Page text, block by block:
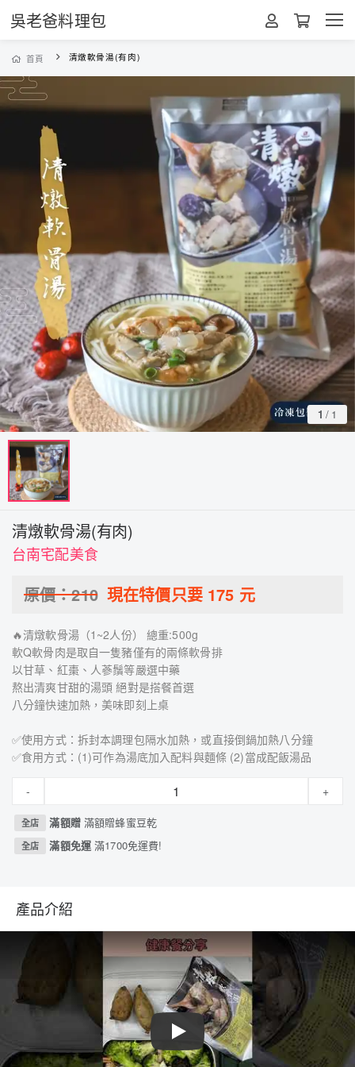
吳老爸料理包
首頁 清燉軟骨湯(有肉)
1 / 1
清燉軟骨湯(有肉)
台南宅配美食
原價：210 現在特價只要 175 元
🔥清燉軟骨湯（1~2人份） 總重:500g
軟Q軟骨肉是取自一隻豬僅有的兩條軟骨排
以甘草、紅棗、人蔘鬚等嚴選中藥
熬出清爽甘甜的湯頭 絕對是搭餐首選
八分鐘快速加熱，美味即刻上桌
✅使用方式：拆封本調理包隔水加熱，或直接倒鍋加熱八分鐘
✅食用方式：(1)可作為湯底加入配料與麵條 (2)當成配飯湯品
- +
全店 滿額贈 滿額贈蜂蜜豆乾
全店 滿額免運滿1700免運費!
產品介紹
Play